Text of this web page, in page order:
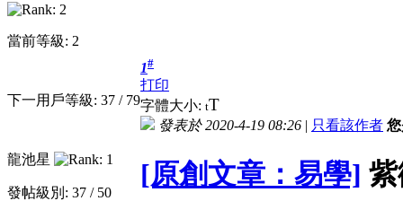
當前等級: 2
下一用戶等級: 37 / 79
龍池星
發帖級別: 37 / 50
1#
打印
字體大小: tT
發表於 2020-4-19 08:26 | 只看該作者
[原創文章：易學]